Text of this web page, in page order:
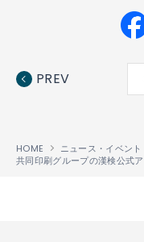
ebo
PREV
HOME ニュース・イベント